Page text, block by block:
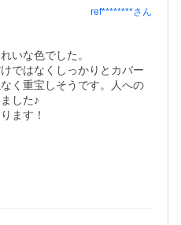
ref********さん
いな色でした。
ではなくしっかりとカバー
く重宝しそうです。人への
した♪
ます！